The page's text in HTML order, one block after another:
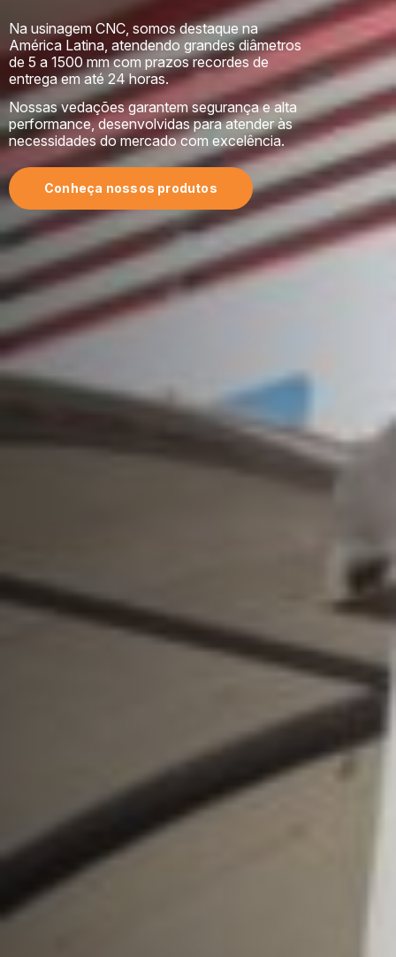
Na usinagem CNC, somos destaque na
América Latina, atendendo grandes diâmetros
de 5 a 1500 mm com prazos recordes de
entrega em até 24 horas.
Nossas vedações garantem segurança e alta
performance, desenvolvidas para atender às
necessidades do mercado com excelência.
Conheça nossos produtos